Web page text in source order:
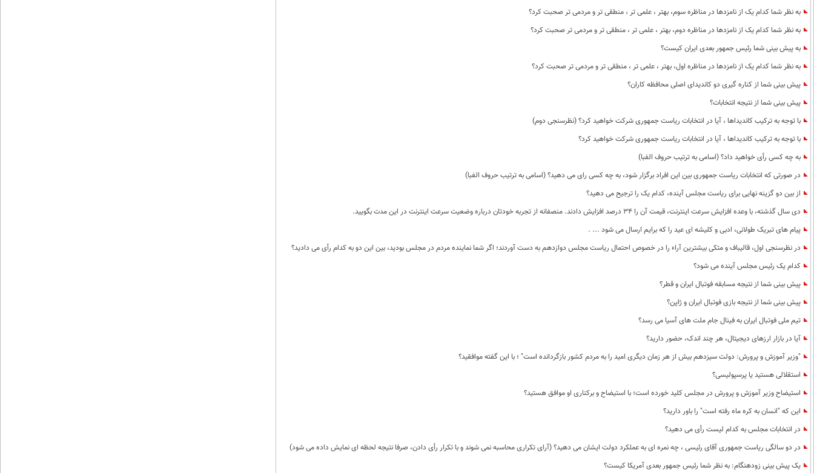
به نظر شما کدام یک از نامزدها در مناظره سوم، بهتر ، علمی تر ، منطقی تر و مردمی تر صحبت کرد؟
به نظر شما کدام یک از نامزدها در مناظره دوم، بهتر ، علمی تر ، منطقی تر و مردمی تر صحبت کرد؟
به پیش بینی شما رئیس جمهور بعدی ایران کیست؟
به نظر شما کدام یک از نامزدها در مناظره اول، بهتر ، علمی تر ، منطقی تر و مردمی تر صحبت کرد؟
پیش بینی شما از کناره گیری دو کاندیدای اصلی محافظه کاران؟
پیش بینی شما از نتیجه انتخابات؟
با توجه به ترکیب کاندیداها ، آیا در انتخابات ریاست جمهوری شرکت خواهید کرد؟ (نظرسنجی دوم)
با توجه به ترکیب کاندیداها ، آیا در انتخابات ریاست جمهوری شرکت خواهید کرد؟
به چه کسی رأی خواهید داد؟ (اسامی به ترتیب حروف الفبا)
در صورتی که انتخابات ریاست جمهوری بین این افراد برگزار شود، به چه کسی رای می دهید؟ (اسامی به ترتیب حروف الفبا)
از بین دو گزینه نهایی برای ریاست مجلس آینده، کدام یک را ترجیح می دهید؟
دی سال گذشته، با وعده افزایش سرعت اینترنت، قیمت آن را 34 درصد افزایش دادند. منصفانه از تجربه خودتان درباره وضعیت سرعت اینترنت در این مدت بگویید.
پیام های تبریک طولانی، ادبی و کلیشه ای عید را که برایم ارسال می شود ... .
در نظرسنجی اول، قالیباف و متکی بیشترین آراء را در خصوص احتمال ریاست مجلس دوازدهم به دست آوردند؛ اگر شما نماینده مردم در مجلس بودید، بین این دو به کدام رأی می دادید؟
کدام یک رئیس مجلس آینده می شود؟
پیش بینی شما از نتیجه مسابقه فوتبال ایران و قطر؟
پیش بینی شما از نتیجه بازی فوتبال ایران و ژاپن؟
تیم ملی فوتبال ایران به فینال جام ملت های آسیا می رسد؟
آیا در بازار ارزهای دیجیتال، هر چند اندک، حضور دارید؟
"وزیر آموزش و پرورش: دولت سیزدهم بیش از هر زمان دیگری امید را به مردم کشور بازگردانده است" ؛ با این گفته موافقید؟
استقلالی هستید یا پرسپولیسی؟
استیضاح وزیر آموزش و پرورش در مجلس کلید خورده است؛ با استیضاح و برکناری او موافق هستید؟
این که "انسان به کره ماه رفته است" را باور دارید؟
در انتخابات مجلس به کدام لیست رأی می دهید؟
در دو سالگی ریاست جمهوری آقای رئیسی ، چه نمره ای به عملکرد دولت ایشان می دهید؟ (آرای تکراری محاسبه نمی شوند و با تکرار رأی دادن، صرفا نتیجه لحظه ای نمایش داده می شود)
یک پیش بینی زودهنگام: به نظر شما رئیس جمهور بعدی آمریکا کیست؟